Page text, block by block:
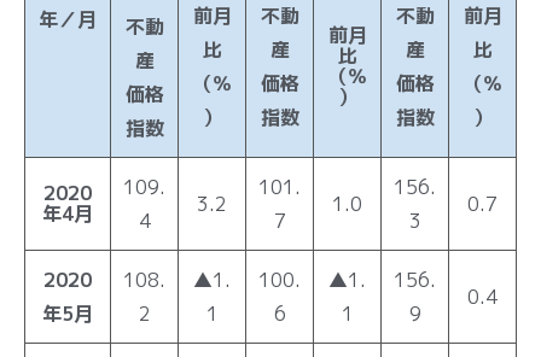
年／月
不動
産
価格
指数
前月
比
（％
）
不動
産
価格
指数
前月
比
（％
）
不動
産
価格
指数
前月
比
（％
）
2020
年4月
109.
4
3.2
101.
7
1.0
156.
3
0.7
2020
年5月
108.
2
▲1.
1
100.
6
▲1.
1
156.
9
0.4